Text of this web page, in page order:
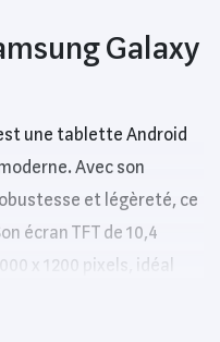
Galaxy
une tablette Android
Avec son
et légèreté, ce
écran TFT de 10,4
x 1200 pixels, idéal
et applications. Le